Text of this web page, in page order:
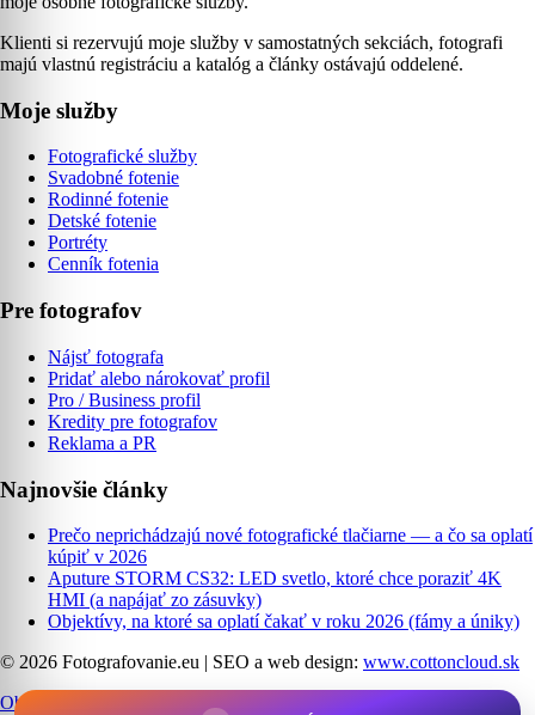
Klienti si rezervujú moje služby v samostatných sekciách, fotografi
majú vlastnú registráciu a katalóg a články ostávajú oddelené.
Moje služby
Fotografické služby
Svadobné fotenie
Rodinné fotenie
Detské fotenie
Portréty
Cenník fotenia
Pre fotografov
Nájsť fotografa
Pridať alebo nárokovať profil
Pro / Business profil
Kredity pre fotografov
Reklama a PR
Najnovšie články
Prečo neprichádzajú nové fotografické tlačiarne — a čo sa oplatí
kúpiť v 2026
Aputure STORM CS32: LED svetlo, ktoré chce poraziť 4K
HMI (a napájať zo zásuvky)
Objektívy, na ktoré sa oplatí čakať v roku 2026 (fámy a úniky)
© 2026 Fotografovanie.eu | SEO a web design: www.cottoncloud.sk
Obchodné podmienky